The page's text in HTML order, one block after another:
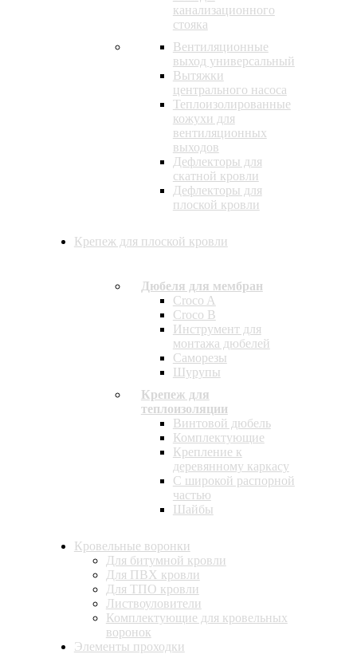
канализационного
стояка
Вентиляционные
выход универсальный
Вытяжки
центрального насоса
Теплоизолированные
кожухи для
вентиляционных
выходов
Дефлекторы для
скатной кровли
Дефлекторы для
плоской кровли
Крепеж для плоской кровли
Дюбеля для мембран
Croco A
Croco B
Инструмент для
монтажа дюбелей
Саморезы
Шурупы
Крепеж для
теплоизоляции
Винтовой дюбель
Комплектующие
Крепление к
деревянному каркасу
С широкой распорной
частью
Шайбы
Кровельные воронки
Для битумной кровли
Для ПВХ кровли
Для ТПО кровли
Листвоуловители
Комплектующие для кровельных
воронок
Элементы проходки